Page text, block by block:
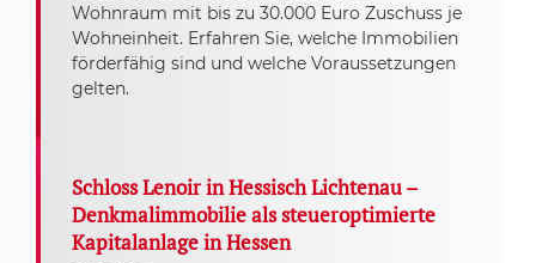
Wohnraum mit bis zu 30.000 Euro Zuschuss je
Wohneinheit. Erfahren Sie, welche Immobilien
förderfähig sind und welche Voraussetzungen
gelten.
Schloss Lenoir in Hessisch Lichtenau –
Denkmalimmobilie als steueroptimierte
Kapitalanlage in Hessen